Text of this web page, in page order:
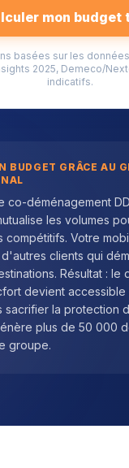
mon budget
basées sur les
2025, Demeco/
indicatifs.
BUDGET GRÂCE AU
co-déménagement
les volumes
compétitifs. Votre
clients qui
Résultat : le
devient accessible
sacrifier la protection
plus de 50 000
groupe.